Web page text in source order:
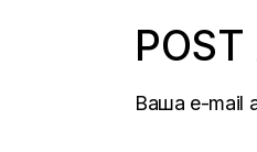
Ваша e-mail